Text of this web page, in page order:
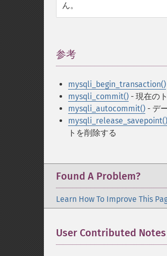
ん。
参考
mysqli_begin_transaction()
mysqli_commit() - 現在の
mysqli_autocommit() - デ
mysqli_release_savepoint()
トを削除する
Found A Problem?
Learn How To Improve This
User Contributed Notes